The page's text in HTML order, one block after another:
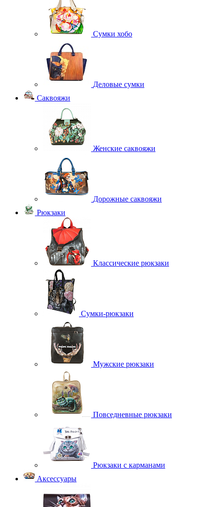
Сумки хобо
Деловые сумки
Саквояжи
Женские саквояжи
Дорожные саквояжи
Рюкзаки
Классические рюкзаки
Сумки-рюкзаки
Мужские рюкзаки
Повседневные рюкзаки
Рюкзаки с карманами
Аксессуары